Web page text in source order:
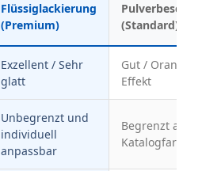
Flüssiglackierung
(Premium)
(Standard)
Exzellent / Sehr
glatt
Gut /
Effekt
Unbegrenzt und
individuell
anpassbar
Begrenzt auf
Katalogfarben